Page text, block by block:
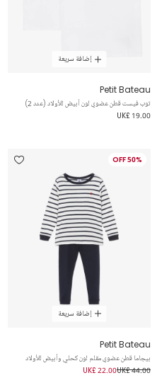
إضافة سريعة
Petit Bateau
توب فيست قطن عضوي لون أبيض للأولاد (عدد 2)
UK£ 19.00
50% OFF
إضافة سريعة
Petit Bateau
بيجاما قطن عضوي مقلم لون كحلي وأبيض للأولاد
UK£ 44.00
UK£ 22.00